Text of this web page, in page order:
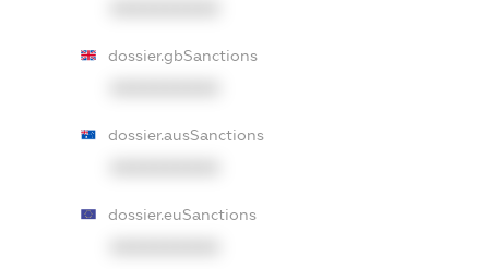
dossier.gbSanctions
dossier.ausSanctions
dossier.euSanctions